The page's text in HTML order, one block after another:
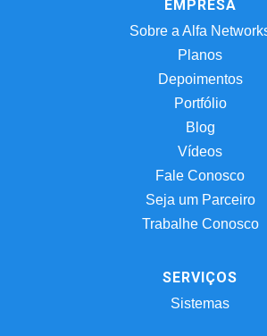
EMPRESA
Sobre a Alfa
Planos
Depoimentos
Portfólio
Blog
Vídeos
Fale Conosco
Seja um Parceiro
Trabalhe Conosco
SERVIÇOS
Sistemas